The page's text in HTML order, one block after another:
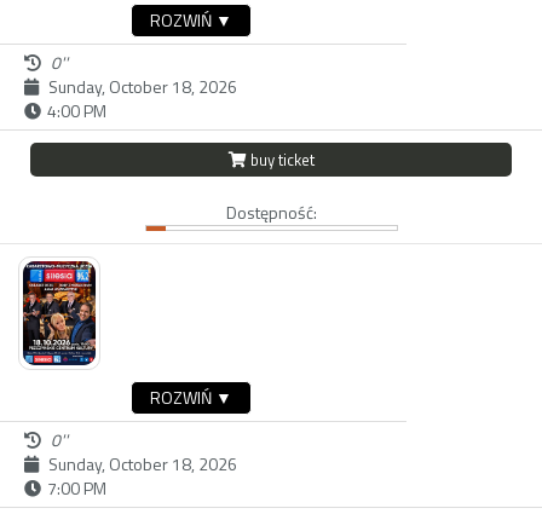
ROZWIŃ ▼
0''
Sunday, October 18, 2026
4:00 PM
buy ticket
Dostępność:
ROZWIŃ ▼
0''
Sunday, October 18, 2026
7:00 PM